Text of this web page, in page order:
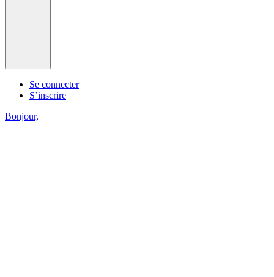
Se connecter
S’inscrire
Bonjour,